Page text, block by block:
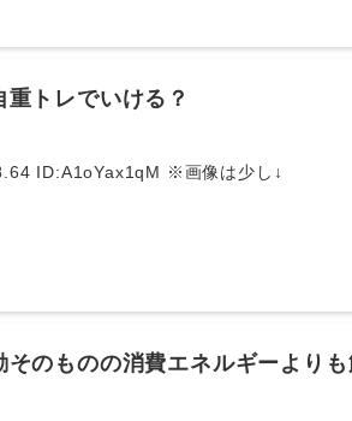
重トレでいける？
1: 名無しダイエット 2020/11/08(日) 18:54:18.64 ID:A1oYax1qM ※画像は少し↓
のものの消費エネルギーより